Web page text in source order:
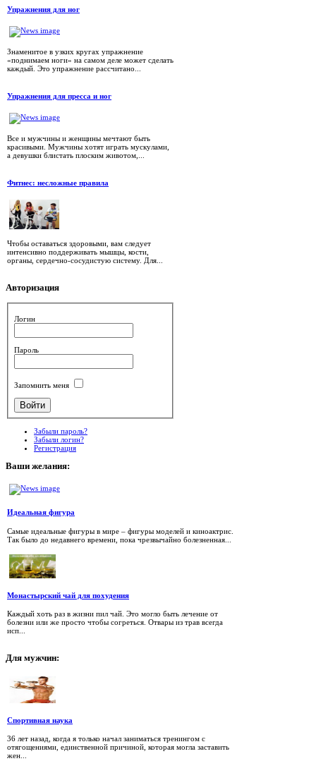
Упражнения для ног
Знаменитое в узких кругах упражнение
«поднимаем ноги» на самом деле может сделать
каждый. Это упражнение рассчитано...
Упражнения для пресса и ног
Все и мужчины и женщины мечтают быть
красивыми. Мужчины хотят играть мускулами,
а девушки блистать плоским животом,...
Фитнес: несложные правила
Чтобы оставаться здоровыми, вам следует
интенсивно поддерживать мышцы, кости,
органы, сердечно-сосудистую систему. Для...
Авторизация
Логин
Пароль
Запомнить меня
Забыли пароль?
Забыли логин?
Регистрация
Ваши желания:
Идеальная фигура
Самые идеальные фигуры в мире – фигуры моделей и киноактрис.
Так было до недавнего времени, пока чрезвычайно болезненная...
Монастырский чай для похудения
Каждый хоть раз в жизни пил чай. Это могло быть лечение от
болезни или же просто чтобы согреться. Отвары из трав всегда
исп...
Для мужчин:
Спортивная наука
36 лет назад, когда я только начал заниматься тренингом с
отягощениями, единственной причиной, которая могла заставить
жен...